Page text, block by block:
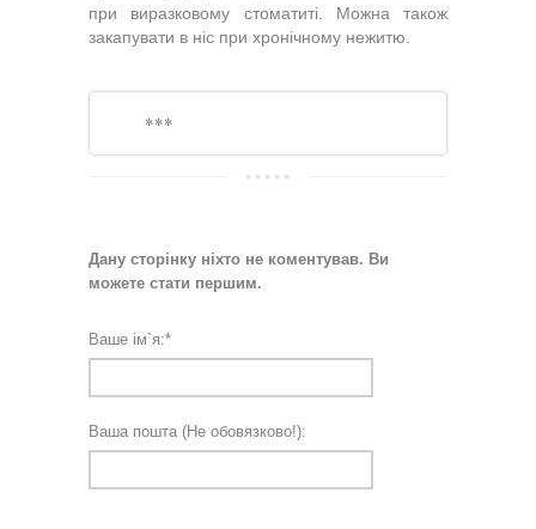
при виразковому стоматиті. Можна також
закапувати в ніс при хронічному нежитю.
***
Дану сторінку ніхто не коментував. Ви
можете стати першим.
Ваше ім`я:*
Ваша пошта (Не обовязково!):